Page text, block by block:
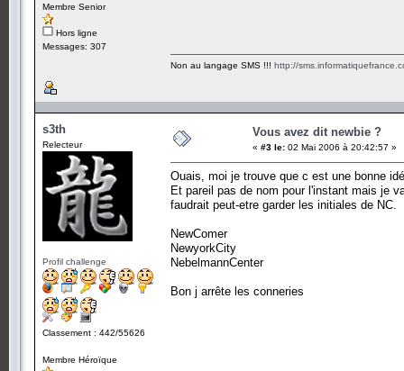
Membre Senior
Hors ligne
Messages: 307
Non au langage SMS !!! http://
s3th
Relecteur
Profil challenge
Classement : 442/55626
Membre Héroïque
Vous avez dit newbie ?
« #3 le: 02 Mai 2006 à 20:42:57 »
Ouais, moi je trouve que c est une bonne
Et pareil pas de nom pour l'instant mais je
faudrait peut-etre garder les initiales de NC.
NewComer
NewyorkCity
NebelmannCenter
Bon j arrête les conneries